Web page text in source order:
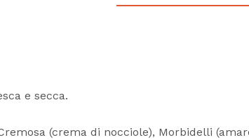
e secca.
(crema di nocciole), Morbidelli